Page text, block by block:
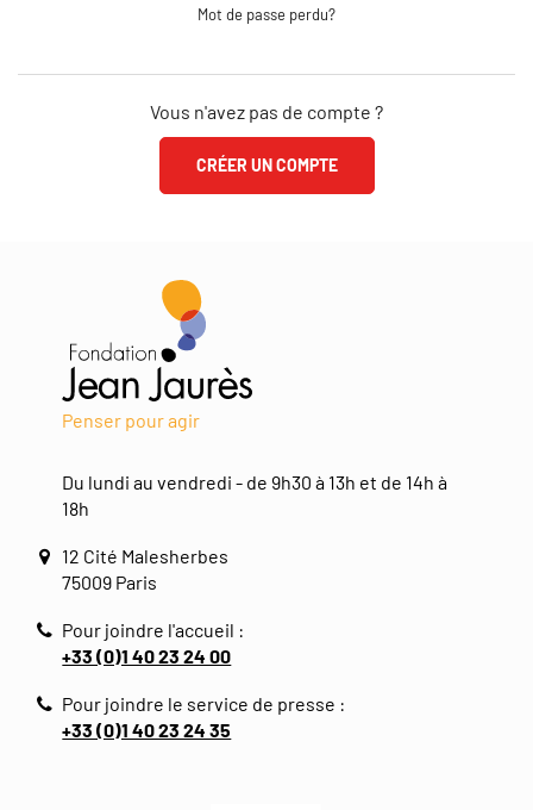
Mot de passe perdu?
Vous n'avez pas de compte ?
CRÉER UN COMPTE
Penser pour agir
Du lundi au vendredi - de 9h30 à 13h et de 14h à
18h
12 Cité Malesherbes
75009 Paris
Pour joindre l'accueil :
+33 (0)1 40 23 24 00
Pour joindre le service de presse :
+33 (0)1 40 23 24 35